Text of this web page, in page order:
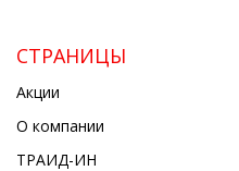
СТРАНИЦЫ
Акции
О компании
ТРАИД-ИН